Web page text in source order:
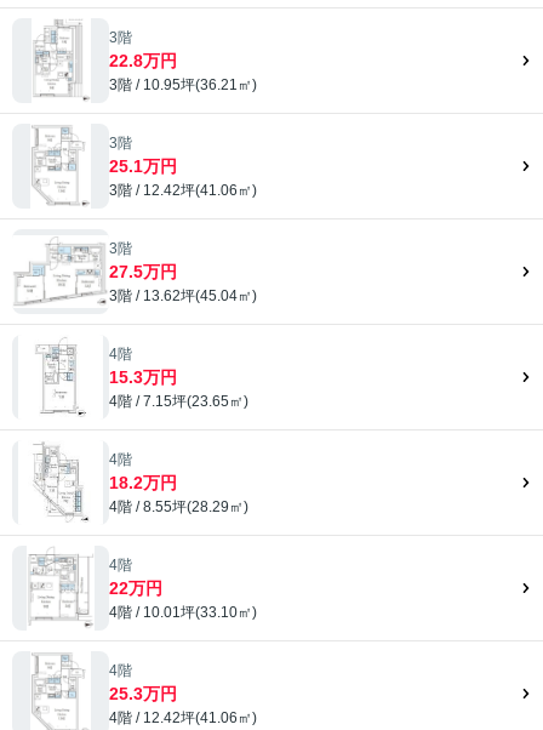
3階
22.8万円
3階 / 10.95坪(36.21㎡)
3階
25.1万円
3階 / 12.42坪(41.06㎡)
3階
27.5万円
3階 / 13.62坪(45.04㎡)
4階
15.3万円
4階 / 7.15坪(23.65㎡)
4階
18.2万円
4階 / 8.55坪(28.29㎡)
4階
22万円
4階 / 10.01坪(33.10㎡)
4階
25.3万円
4階 / 12.42坪(41.06㎡)